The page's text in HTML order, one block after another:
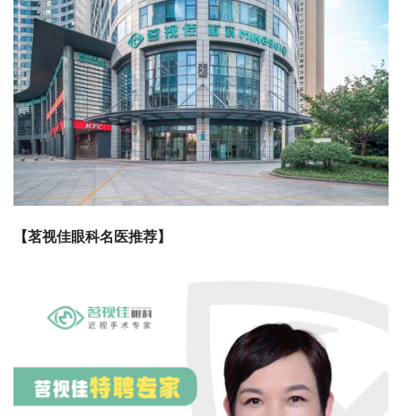
【茗视佳眼科名医推荐】